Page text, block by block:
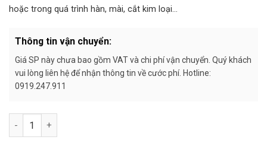
hoặc trong quá trình hàn, mài, cắt kim loại…
Thông tin vận chuyển:
Giá SP này chưa bao gồm VAT và chi phí vận chuyển. Quý khách
vui lòng liên hệ để nhận thông tin về cước phí. Hotline:
0919.247.911
Số lượng